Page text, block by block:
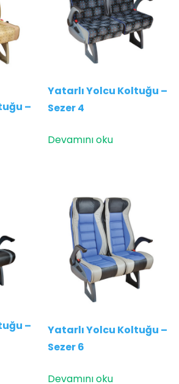
–
Yatarlı Yolcu Koltuğu –
Sezer 4
Devamını oku
–
Yatarlı Yolcu Koltuğu –
Sezer 6
Devamını oku